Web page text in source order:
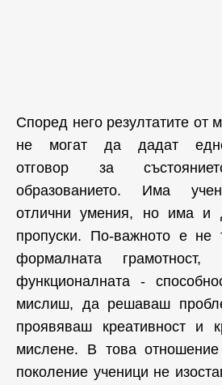
Според него резултатите от
не могат да дадат
отговор за
образованието. Има
отлични умения, но има и
пропуски. По-важното е не
формалната грамотност,
функционалната -
мислиш, да решаваш
проявяваш креативност и
мислене. В това отношение
поколение ученици не